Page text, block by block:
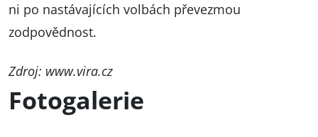
ni po nastávajících volbách převezmou
zodpovědnost.
Zdroj: www.vira.cz
Fotogalerie